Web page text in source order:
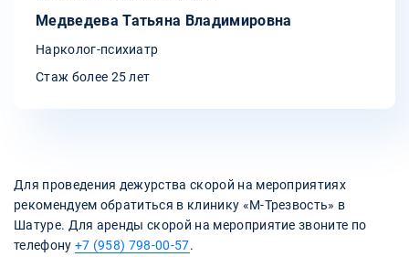
Медведева Татьяна Владимировна
Нарколог-психиатр
Стаж более 25 лет
Для проведения дежурства скорой на мероприятиях
рекомендуем обратиться в клинику «М-Трезвость» в
Шатуре. Для аренды скорой на мероприятие звоните по
телефону +7 (958) 798-00-57.